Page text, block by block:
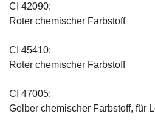
CI 42090:
Roter chemischer Farbstoff
CI 45410:
Roter chemischer Farbstoff
CI 47005:
Gelber chemischer Farbstoff, für